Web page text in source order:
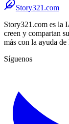
Story321.com
Story321.com es la
creen y compartan
más con la ayuda
Síguenos